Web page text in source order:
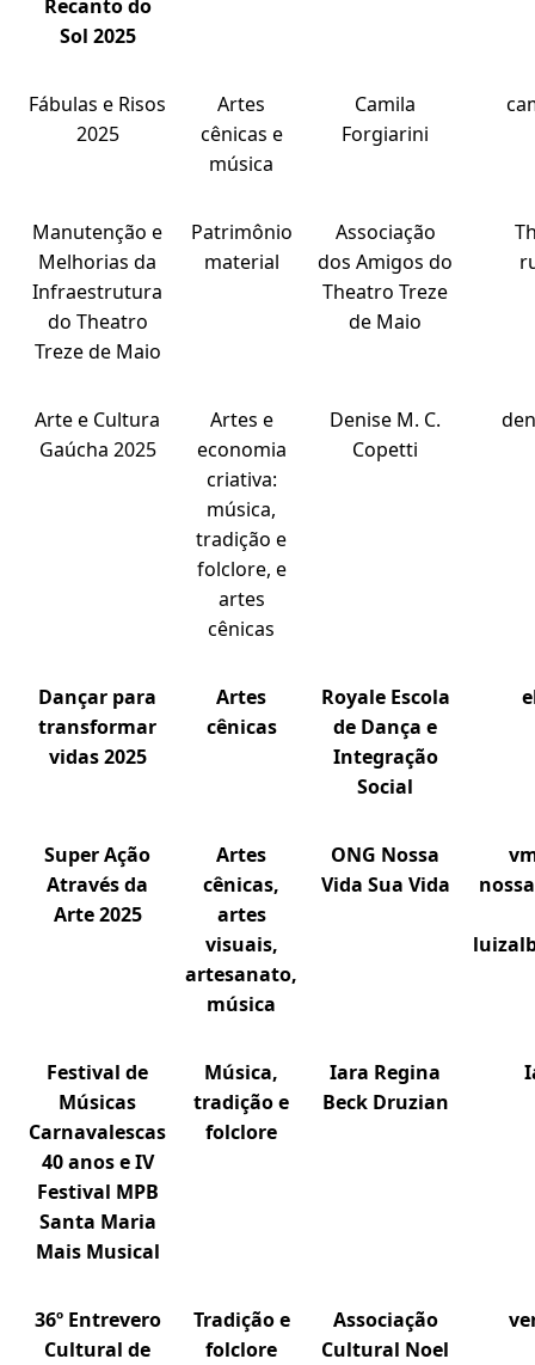
Recanto do
Sol 2025
Fábulas e Risos
2025
Artes
cênicas e
música
Camila
Forgiarini
Manutenção e
Melhorias da
Infraestrutura
do Theatro
Treze de Maio
Patrimônio
material
Associação
dos Amigos do
Theatro Treze
de Maio
Arte e Cultura
Gaúcha 2025
Artes e
economia
criativa:
música,
tradição e
folclore, e
artes
cênicas
Denise M. C.
Copetti
Dançar para
transformar
vidas 2025
Artes
cênicas
Royale Escola
de Dança e
Integração
Social
Super Ação
Através da
Arte 2025
Artes
cênicas,
artes
visuais,
artesanato,
música
ONG Nossa
Vida Sua Vida
Festival de
Músicas
Carnavalescas
40 anos e IV
Festival MPB
Santa Maria
Mais Musical
Música,
tradição e
folclore
Iara Regina
Beck Druzian
36º Entrevero
Cultural de
Tradição e
folclore
Associação
Cultural Noel